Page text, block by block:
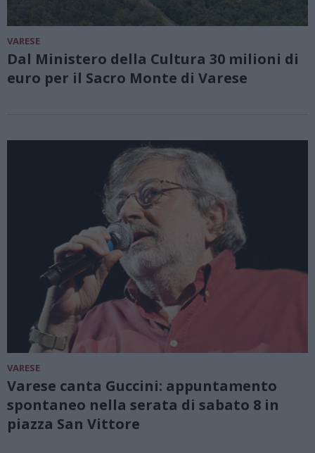
VARESE
Dal Ministero della Cultura 30 milioni di
euro per il Sacro Monte di Varese
VARESE
Varese canta Guccini: appuntamento
spontaneo nella serata di sabato 8 in
piazza San Vittore